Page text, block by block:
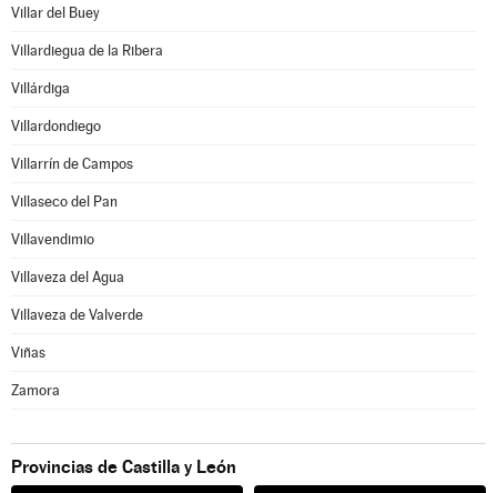
Villar del Buey
Villardiegua de la Ribera
Villárdiga
Villardondiego
Villarrín de Campos
Villaseco del Pan
Villavendimio
Villaveza del Agua
Villaveza de Valverde
Viñas
Zamora
Provincias de Castilla y León